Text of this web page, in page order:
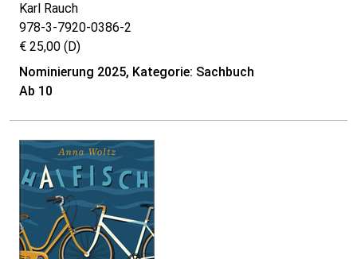
Karl Rauch
978-3-7920-0386-2
€ 25,00 (D)
Nominierung 2025, Kategorie: Sachbuch
Ab 10